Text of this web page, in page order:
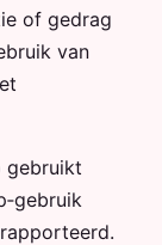
of gedrag
van
gebruikt